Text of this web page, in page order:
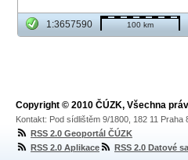
1:3657590 100 km
Copyright © 2010 ČÚZK, Všechna
Kontakt: Pod sídlištěm 9/1800, 182 11
RSS 2.0 Geoportál ČÚZK
RSS 2.0 Aplikace
RSS 2.0 Datové